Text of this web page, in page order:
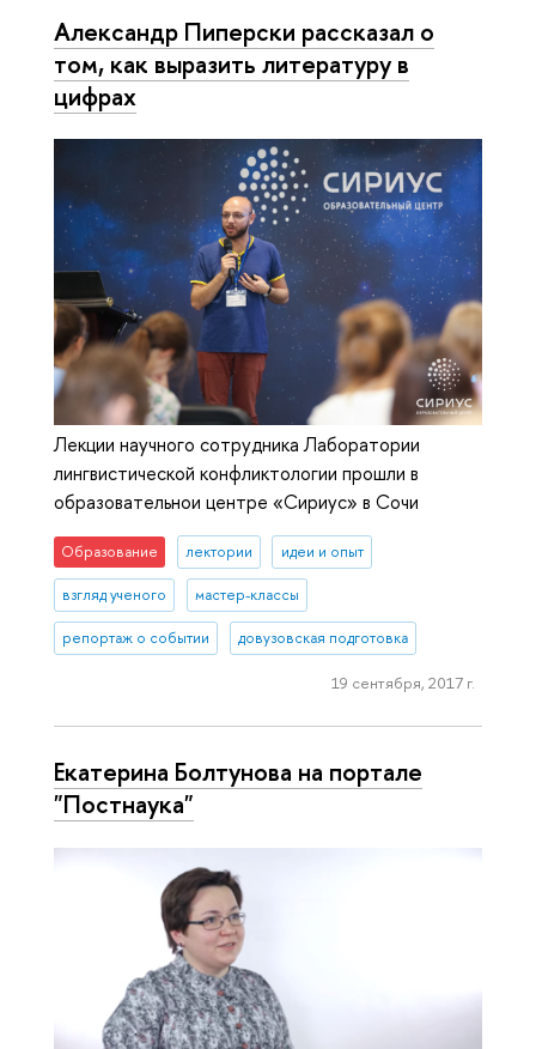
Александр Пиперски рассказал о
том, как выразить литературу в
цифрах
Лекции научного сотрудника Лаборатории
лингвистической конфликтологии прошли в
образовательнои центре «Сириус» в Сочи
Образование лектории идеи и опыт
взгляд ученого мастер-классы
репортаж о событии довузовская подготовка
19 сентября, 2017 г.
Екатерина Болтунова на портале
"Постнаука"